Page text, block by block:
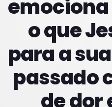
02:00 - 05:59
Manhãs
COM SUZZYE
06:00 - 09:59
o que
para a
passado
de dor